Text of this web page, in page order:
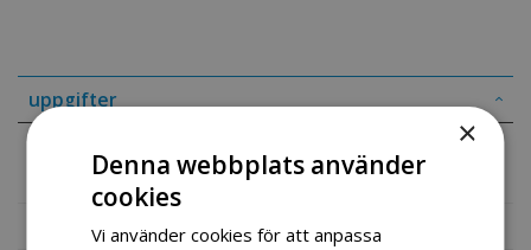
uppgifter
Fox crosshjälm Blå-Svart str S
Mer information
×
Denna webbplats använder
cookies
Vi använder cookies för att anpassa